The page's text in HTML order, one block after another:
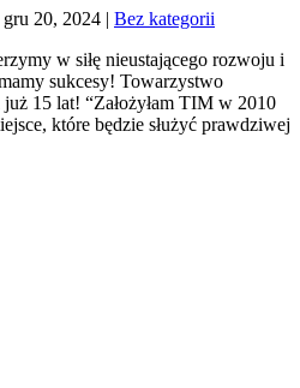
gru 20, 2024 | Bez kategorii
w siłę nieustającego rozwoju i
sukcesy! Towarzystwo
15 lat! “Założyłam TIM w 2010
które będzie służyć prawdziwej